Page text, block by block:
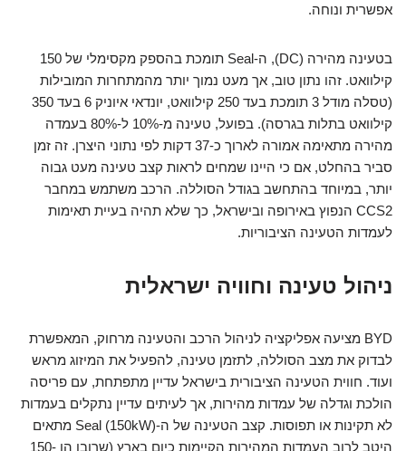
אפשרית ונוחה.
בטעינה מהירה (DC), ה-Seal תומכת בהספק מקסימלי של 150
קילוואט. זהו נתון טוב, אך מעט נמוך יותר מהמתחרות המובילות
(טסלה מודל 3 תומכת בעד 250 קילוואט, יונדאי איוניק 6 בעד 350
קילוואט בתלות בגרסה). בפועל, טעינה מ-10% ל-80% בעמדה
מהירה מתאימה אמורה לארוך כ-37 דקות לפי נתוני היצרן. זה זמן
סביר בהחלט, אם כי היינו שמחים לראות קצב טעינה מעט גבוה
יותר, במיוחד בהתחשב בגודל הסוללה. הרכב משתמש במחבר
CCS2 הנפוץ באירופה ובישראל, כך שלא תהיה בעיית תאימות
לעמדות הטעינה הציבוריות.
ניהול טעינה וחוויה ישראלית
BYD מציעה אפליקציה לניהול הרכב והטעינה מרחוק, המאפשרת
לבדוק את מצב הסוללה, לתזמן טעינה, להפעיל את המיזוג מראש
ועוד. חווית הטעינה הציבורית בישראל עדיין מתפתחת, עם פריסה
הולכת וגדלה של עמדות מהירות, אך לעיתים עדיין נתקלים בעמדות
לא תקינות או תפוסות. קצב הטעינה של ה-Seal (150kW) מתאים
היטב לרוב העמדות המהירות הקיימות כיום בארץ (שרובן הן 150-